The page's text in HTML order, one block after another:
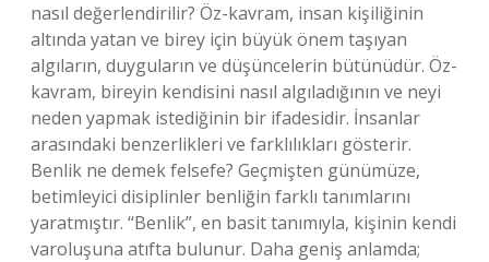
nasıl değerlendirilir? Öz-kavram, insan kişiliğinin
altında yatan ve birey için büyük önem taşıyan
algıların, duyguların ve düşüncelerin bütünüdür. Öz-
kavram, bireyin kendisini nasıl algıladığının ve neyi
neden yapmak istediğinin bir ifadesidir. İnsanlar
arasındaki benzerlikleri ve farklılıkları gösterir.
Benlik ne demek felsefe? Geçmişten günümüze,
betimleyici disiplinler benliğin farklı tanımlarını
yaratmıştır. “Benlik”, en basit tanımıyla, kişinin kendi
varoluşuna atıfta bulunur. Daha geniş anlamda;